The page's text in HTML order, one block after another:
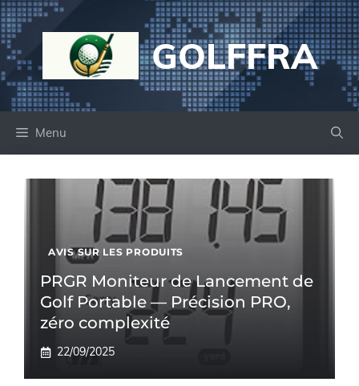
Aller
au
contenu
GOLFFRA
Menu
AVIS SUR LES PRODUITS
PRGR Moniteur de Lancement de
Golf Portable — Précision PRO,
zéro complexité
22/09/2025